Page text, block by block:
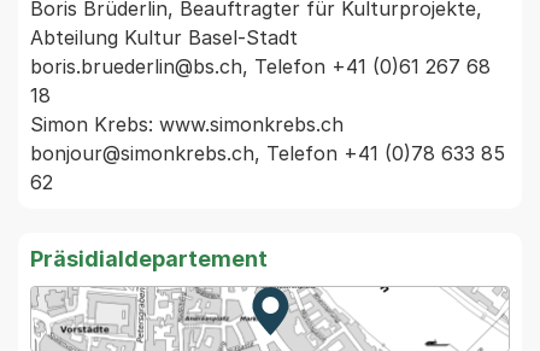
Boris Brüderlin, Beauftragter für Kulturprojekte,
Abteilung Kultur Basel-Stadt
boris.bruederlin@bs.ch, Telefon +41 (0)61 267 68
18
Simon Krebs: www.simonkrebs.ch
bonjour@simonkrebs.ch, Telefon +41 (0)78 633 85
62
Präsidialdepartement
Zur Karte von MapBS.
Externer Link, wird in einem